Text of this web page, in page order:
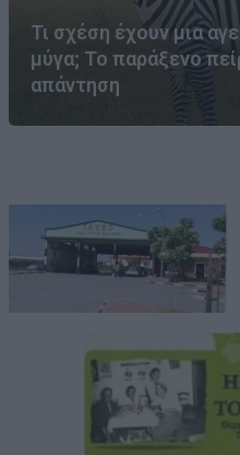
Τι σχέση έχουν μια
μύγα; Το παράξενο
απάντηση